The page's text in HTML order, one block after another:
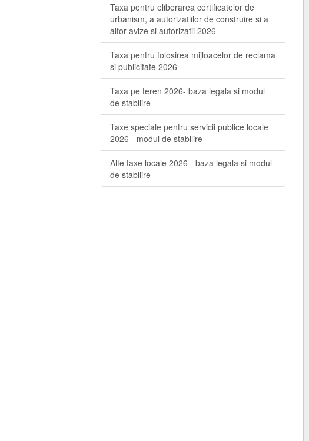
Taxa pentru eliberarea certificatelor de
urbanism, a autorizatiilor de construire si a
altor avize si autorizatii 2026
Taxa pentru folosirea mijloacelor de reclama
si publicitate 2026
Taxa pe teren 2026- baza legala si modul
de stabilire
Taxe speciale pentru servicii publice locale
2026 - modul de stabilire
Alte taxe locale 2026 - baza legala si modul
de stabilire